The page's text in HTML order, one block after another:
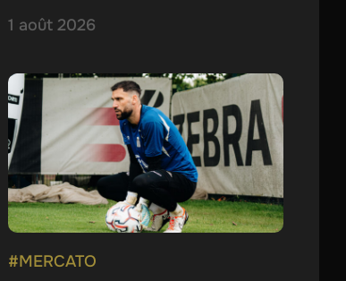
1 août 2026
#MERCATO